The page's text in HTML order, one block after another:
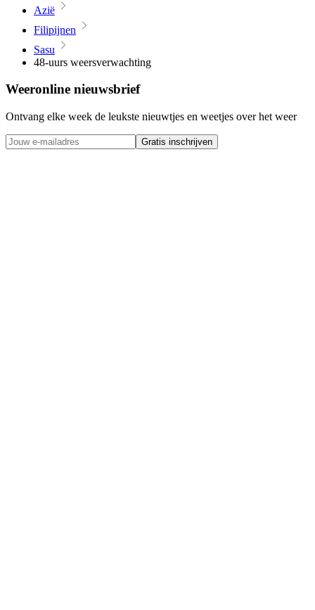
Azië
Filipijnen
Sasu
48-uurs weersverwachting
Weeronline nieuwsbrief
Ontvang elke week de leukste nieuwtjes en weetjes over het weer
Gratis inschrijven